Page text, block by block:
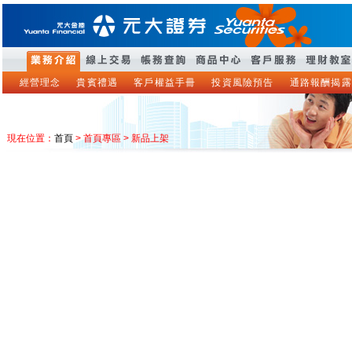
經營理念 貴賓禮遇 客戶權益手冊 投資風險預告 通路報酬揭露
現在位置： 首頁> 首頁專區 > 新品上架